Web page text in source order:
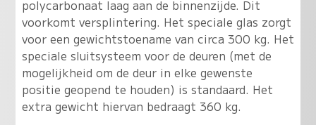
polycarbonaat laag aan de binnenzijde. Dit
voorkomt versplintering. Het speciale glas zorgt
voor een gewichtstoename van circa 300 kg. Het
speciale sluitsysteem voor de deuren (met de
mogelijkheid om de deur in elke gewenste
positie geopend te houden) is standaard. Het
extra gewicht hiervan bedraagt 360 kg.